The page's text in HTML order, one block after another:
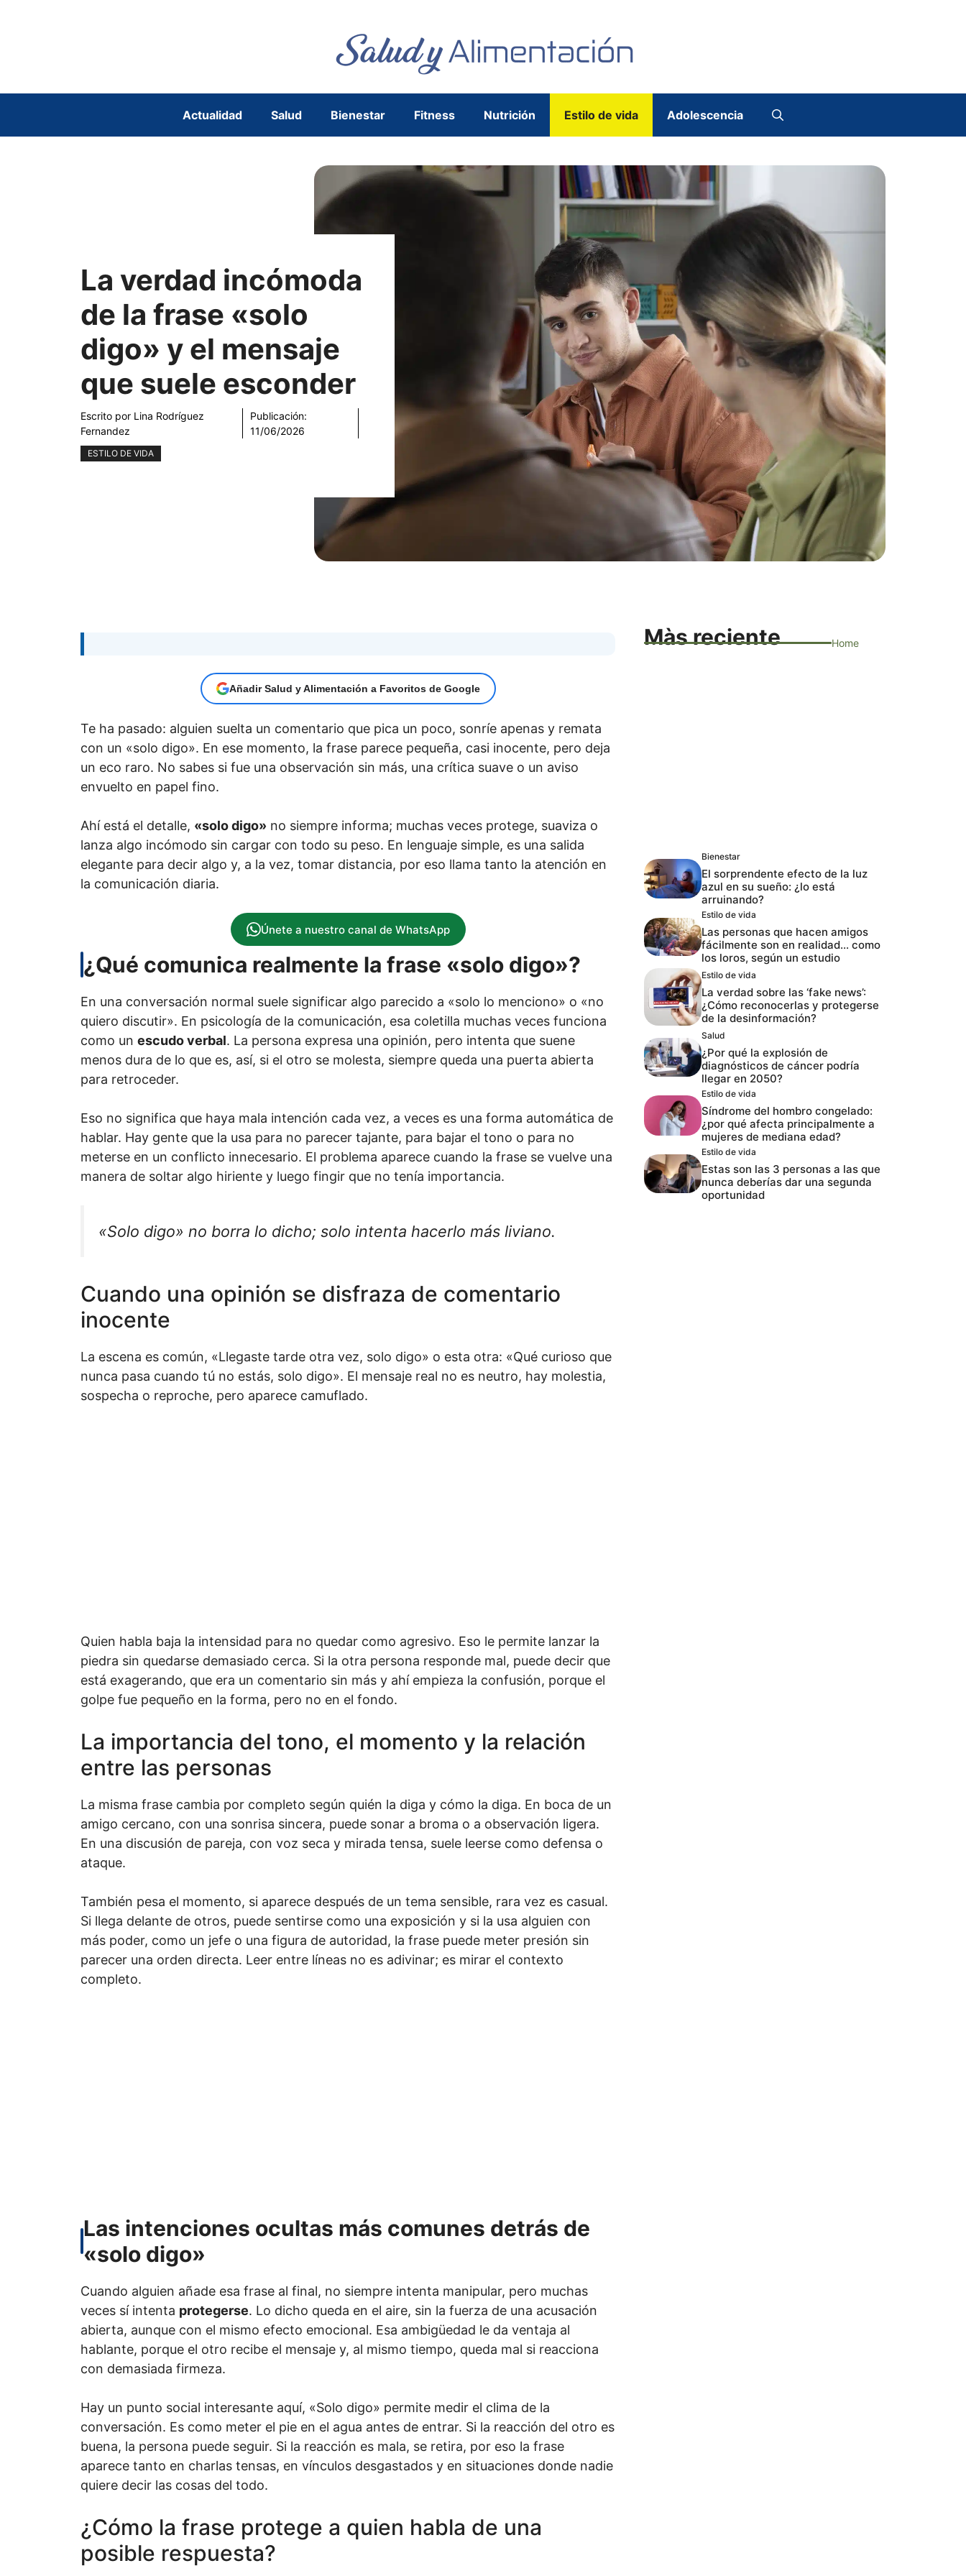
Actualidad Salud Bienestar Fitness Nutrición Estilo de vida Adolescencia
La verdad incómoda
de la frase «solo
digo» y el mensaje
que suele esconder
Escrito por Lina Rodríguez
Fernandez
Publicación:
11/06/2026
ESTILO DE VIDA
Añadir Salud y Alimentación a Favoritos de Google
Te ha pasado: alguien suelta un comentario que pica un poco, sonríe apenas y remata
con un «solo digo». En ese momento, la frase parece pequeña, casi inocente, pero deja
un eco raro. No sabes si fue una observación sin más, una crítica suave o un aviso
envuelto en papel fino.
Ahí está el detalle, «solo digo» no siempre informa; muchas veces protege, suaviza o
lanza algo incómodo sin cargar con todo su peso. En lenguaje simple, es una salida
elegante para decir algo y, a la vez, tomar distancia, por eso llama tanto la atención en
la comunicación diaria.
Únete a nuestro canal de WhatsApp
¿Qué comunica realmente la frase «solo digo»?
En una conversación normal suele significar algo parecido a «solo lo menciono» o «no
quiero discutir». En psicología de la comunicación, esa coletilla muchas veces funciona
como un escudo verbal. La persona expresa una opinión, pero intenta que suene
menos dura de lo que es, así, si el otro se molesta, siempre queda una puerta abierta
para retroceder.
Eso no significa que haya mala intención cada vez, a veces es una forma automática de
hablar. Hay gente que la usa para no parecer tajante, para bajar el tono o para no
meterse en un conflicto innecesario. El problema aparece cuando la frase se vuelve una
manera de soltar algo hiriente y luego fingir que no tenía importancia.
«Solo digo» no borra lo dicho; solo intenta hacerlo más liviano.
Cuando una opinión se disfraza de comentario
inocente
La escena es común, «Llegaste tarde otra vez, solo digo» o esta otra: «Qué curioso que
nunca pasa cuando tú no estás, solo digo». El mensaje real no es neutro, hay molestia,
sospecha o reproche, pero aparece camuflado.
Quien habla baja la intensidad para no quedar como agresivo. Eso le permite lanzar la
piedra sin quedarse demasiado cerca. Si la otra persona responde mal, puede decir que
está exagerando, que era un comentario sin más y ahí empieza la confusión, porque el
golpe fue pequeño en la forma, pero no en el fondo.
La importancia del tono, el momento y la relación
entre las personas
La misma frase cambia por completo según quién la diga y cómo la diga. En boca de un
amigo cercano, con una sonrisa sincera, puede sonar a broma o a observación ligera.
En una discusión de pareja, con voz seca y mirada tensa, suele leerse como defensa o
ataque.
También pesa el momento, si aparece después de un tema sensible, rara vez es casual.
Si llega delante de otros, puede sentirse como una exposición y si la usa alguien con
más poder, como un jefe o una figura de autoridad, la frase puede meter presión sin
parecer una orden directa. Leer entre líneas no es adivinar; es mirar el contexto
completo.
Las intenciones ocultas más comunes detrás de
«solo digo»
Cuando alguien añade esa frase al final, no siempre intenta manipular, pero muchas
veces sí intenta protegerse. Lo dicho queda en el aire, sin la fuerza de una acusación
abierta, aunque con el mismo efecto emocional. Esa ambigüedad le da ventaja al
hablante, porque el otro recibe el mensaje y, al mismo tiempo, queda mal si reacciona
con demasiada firmeza.
Hay un punto social interesante aquí, «Solo digo» permite medir el clima de la
conversación. Es como meter el pie en el agua antes de entrar. Si la reacción del otro es
buena, la persona puede seguir. Si la reacción es mala, se retira, por eso la frase
aparece tanto en charlas tensas, en vínculos desgastados y en situaciones donde nadie
quiere decir las cosas del todo.
¿Cómo la frase protege a quien habla de una
posible respuesta?
Màs reciente Home
Bienestar
El sorprendente efecto de la luz
azul en su sueño: ¿lo está
arruinando?
Estilo de vida
Las personas que hacen amigos
fácilmente son en realidad… como
los loros, según un estudio
Estilo de vida
La verdad sobre las ‘fake news’:
¿Cómo reconocerlas y protegerse
de la desinformación?
Salud
¿Por qué la explosión de
diagnósticos de cáncer podría
llegar en 2050?
Estilo de vida
Síndrome del hombro congelado:
¿por qué afecta principalmente a
mujeres de mediana edad?
Estilo de vida
Estas son las 3 personas a las que
nunca deberías dar una segunda
oportunidad